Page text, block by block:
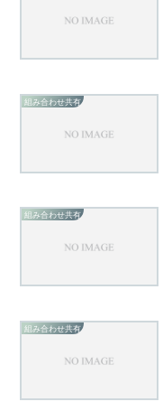
組み合わせ共有
組み合わせ共有
組み合わせ共有